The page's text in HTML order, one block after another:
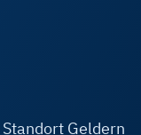
Standort Geldern